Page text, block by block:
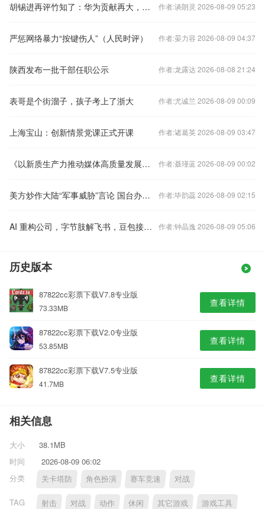
胡锡进再评竹知了：华为贡献再大，人们也有批评、玩梗和开涮权利 作者:谈朗灵 2026-08-09 05:23
严惩网络暴力“按键伤人”（人民时评） 作者:晏力容 2026-08-09 04:37
陕西发布一批干部任职公示 作者:龙露达 2026-08-08 21:24
表哥是个街溜子，孩子考上了浙大 作者:尤诚兰 2026-08-09 00:09
上海宝山：创新情景党课正式开课 作者:诸葛英 2026-08-09 03:47
《以新质生产力推动媒体高质量发展研究报告（二〇二三—二〇二四）》概要 作者:聂瑾蓝 2026-08-09 00:02
美方炒作大陆“军事威胁”言论 国台办驳斥：决不允许任何势力把宝岛变成“地狱” 作者:毕韵蕊 2026-08-09 02:15
AI 重构公司，字节肢解飞书，豆包接驳抖音 作者:钟晶逸 2026-08-09 05:06
历史版本
87822cc彩票下载V7.8专业版
73.33MB 查看详情
87822cc彩票下载V2.0专业版
53.85MB 查看详情
87822cc彩票下载V7.5专业版
41.7MB 查看详情
相关信息
大小
38.1MB
时间
2026-08-09 06:02
分类
关卡塔防 角色扮演 赛车竞速 对战
TAG 射击 对战 动作 休闲 其它游戏 游戏工具